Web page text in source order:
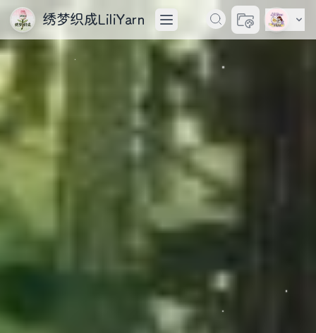
绣梦织成LiliYarn 切换主题